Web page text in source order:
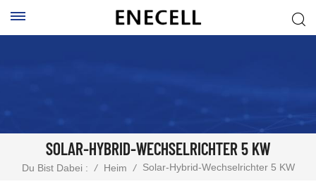
SOLAR-HYBRID-WECHSELRICHTER 5 KW
Du Bist Dabei : / Heim / Solar-Hybrid-Wechselrichter 5 KW